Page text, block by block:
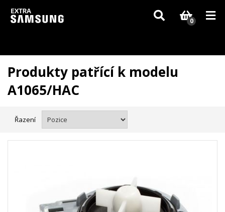
Vzhledem k aktuální situaci se může dodání dílů, které nejsou skladem,
zpozdit. Děkujeme za pochopení.
0
Produkty patřící k modelu
A1065/HAC
Řazení